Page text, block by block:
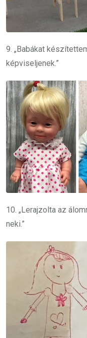
9. „Babákat
képviseljenek.”
10. „Lerajzolta az
neki.”